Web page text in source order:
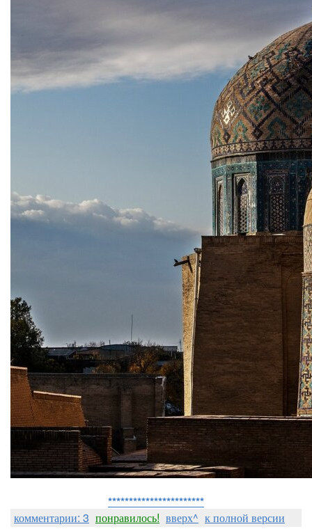
***********************
комментарии: 3 понравилось! вверх^ к полной версии